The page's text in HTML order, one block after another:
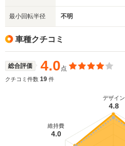
最小回転半径 不明
車種クチコミ
総合評価 4.0点
クチコミ件数 19 件
デザイン
4.8
維持費
4.0